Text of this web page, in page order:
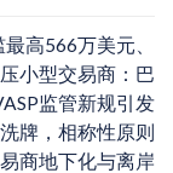
高566万美元、
小型交易商：巴
监管新规引发
牌，相称性原则
商地下化与离岸